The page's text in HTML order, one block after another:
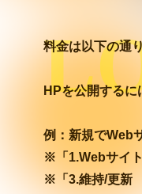
料金は以下の通
HPを公開するに
例：新規でWeb
※「1.Webサイ
※「3.維持/更新